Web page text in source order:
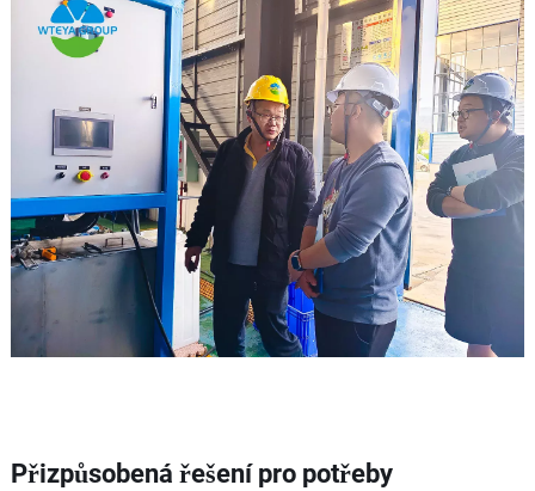
Přizpůsobená řešení pro potřeby